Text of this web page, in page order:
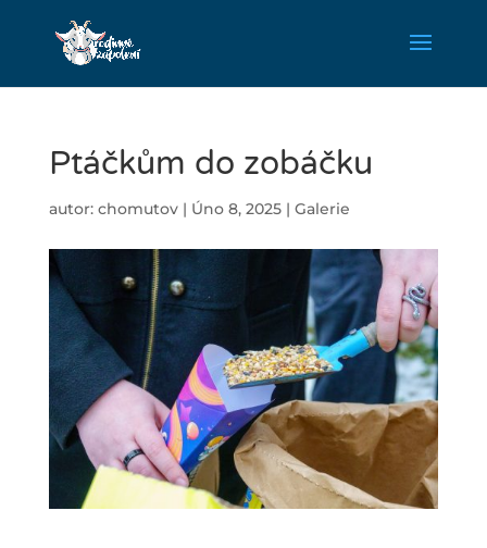
Ptáčkům do zobáčku
autor: chomutov| Úno 8, 2025| Galerie